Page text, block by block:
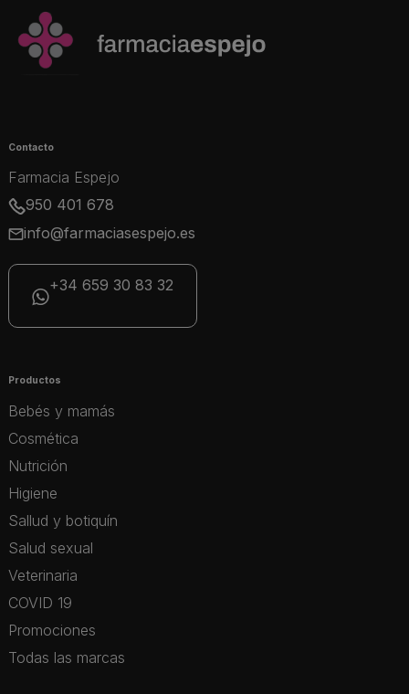
Contacto
Farmacia Espejo
950 401 678
info@farmaciasespejo.es
+34 659 30 83 32
Productos
Bebés y mamás
Cosmética
Nutrición
Higiene
Sallud y botiquín
Salud sexual
Veterinaria
COVID 19
Promociones
Todas las marcas